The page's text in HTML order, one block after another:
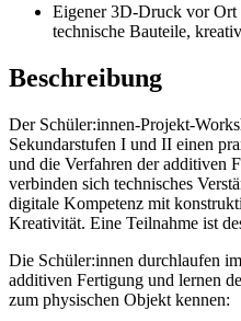
Eigener 3D-Druck vor Ort
technische Bauteile,
Beschreibung
Der Schüler:innen-Projekt-
Sekundarstufen I und II einen
und die Verfahren der additiven
verbinden sich technisches
digitale Kompetenz mit
Kreativität. Eine Teilnahme ist
Die Schüler:innen durchlaufen
additiven Fertigung und lernen
zum physischen Objekt kennen: